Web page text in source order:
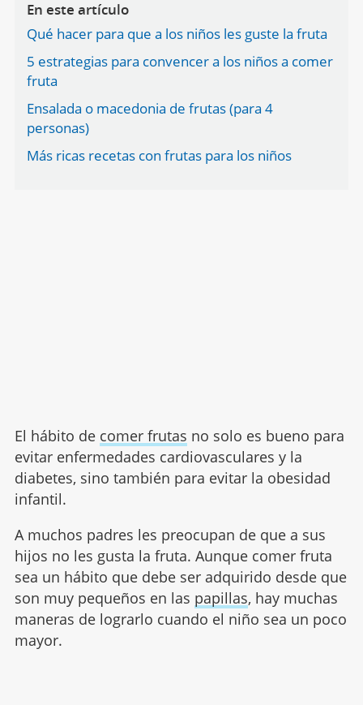
En este artículo
Qué hacer para que a los niños les guste la fruta
5 estrategias para convencer a los niños a comer
fruta
Ensalada o macedonia de frutas (para 4
personas)
Más ricas recetas con frutas para los niños
El hábito de comer frutas no solo es bueno para
evitar enfermedades cardiovasculares y la
diabetes, sino también para evitar la obesidad
infantil.
A muchos padres les preocupan de que a sus
hijos no les gusta la fruta. Aunque comer fruta
sea un hábito que debe ser adquirido desde que
son muy pequeños en las papillas, hay muchas
maneras de lograrlo cuando el niño sea un poco
mayor.